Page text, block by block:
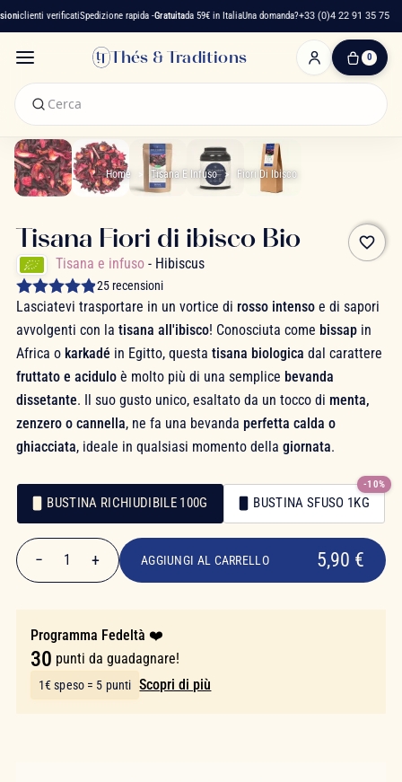
clienti verificatiSpedizione rapida -Gratuitada 59€ in ItaliaUna domanda?+33 (0)4 22 91 35 75
Thés & Traditions 0
0
Mio
Home Tisana E Infuso Fiori Di Ibisco
favorite_border
Tisana Fiori di ibisco Bio
Tisana e infuso - Hibiscus
25 recensioni
Lasciatevi trasportare in un vortice di rosso intensoe di sapori
avvolgenti con la tisana all'ibisco! Conosciuta come bissapin
Africa o karkadé in Egitto, questa tisana biologica dal carattere
fruttato e aciduloè molto più di una semplice bevanda
dissetante. Il suo gusto unico, esaltato da un tocco di menta,
zenzero o cannella, ne fa una bevanda perfetta calda o
ghiacciata, ideale in qualsiasi momento della giornata.
Confezionamento
Confezionamento
BUSTINA RICHIUDIBILE 100G BUSTINA SFUSO 1KG
-10%
5,90 €
− 1 + AGGIUNGI AL CARRELLO 5,90 €
Programma Fedeltà ❤️
30 punti da guadagnare!
1€ speso = 5 punti Scopri di più